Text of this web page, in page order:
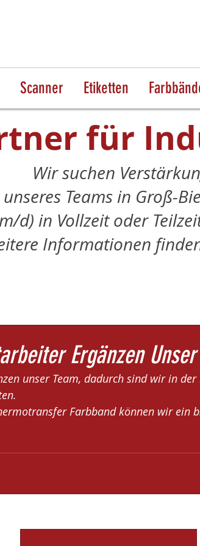
Scanner Etiketten
für
Wir suchen
Teams in Groß-
d) in Vollzeit oder
Informationen
Ergänzen Unser
unser Team, dadurch sind wir in
Farbband können wir ein